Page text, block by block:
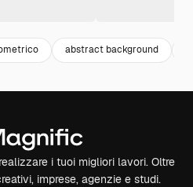
abstract background
i tuoi migliori lavori. Oltre
imprese, agenzie e studi.